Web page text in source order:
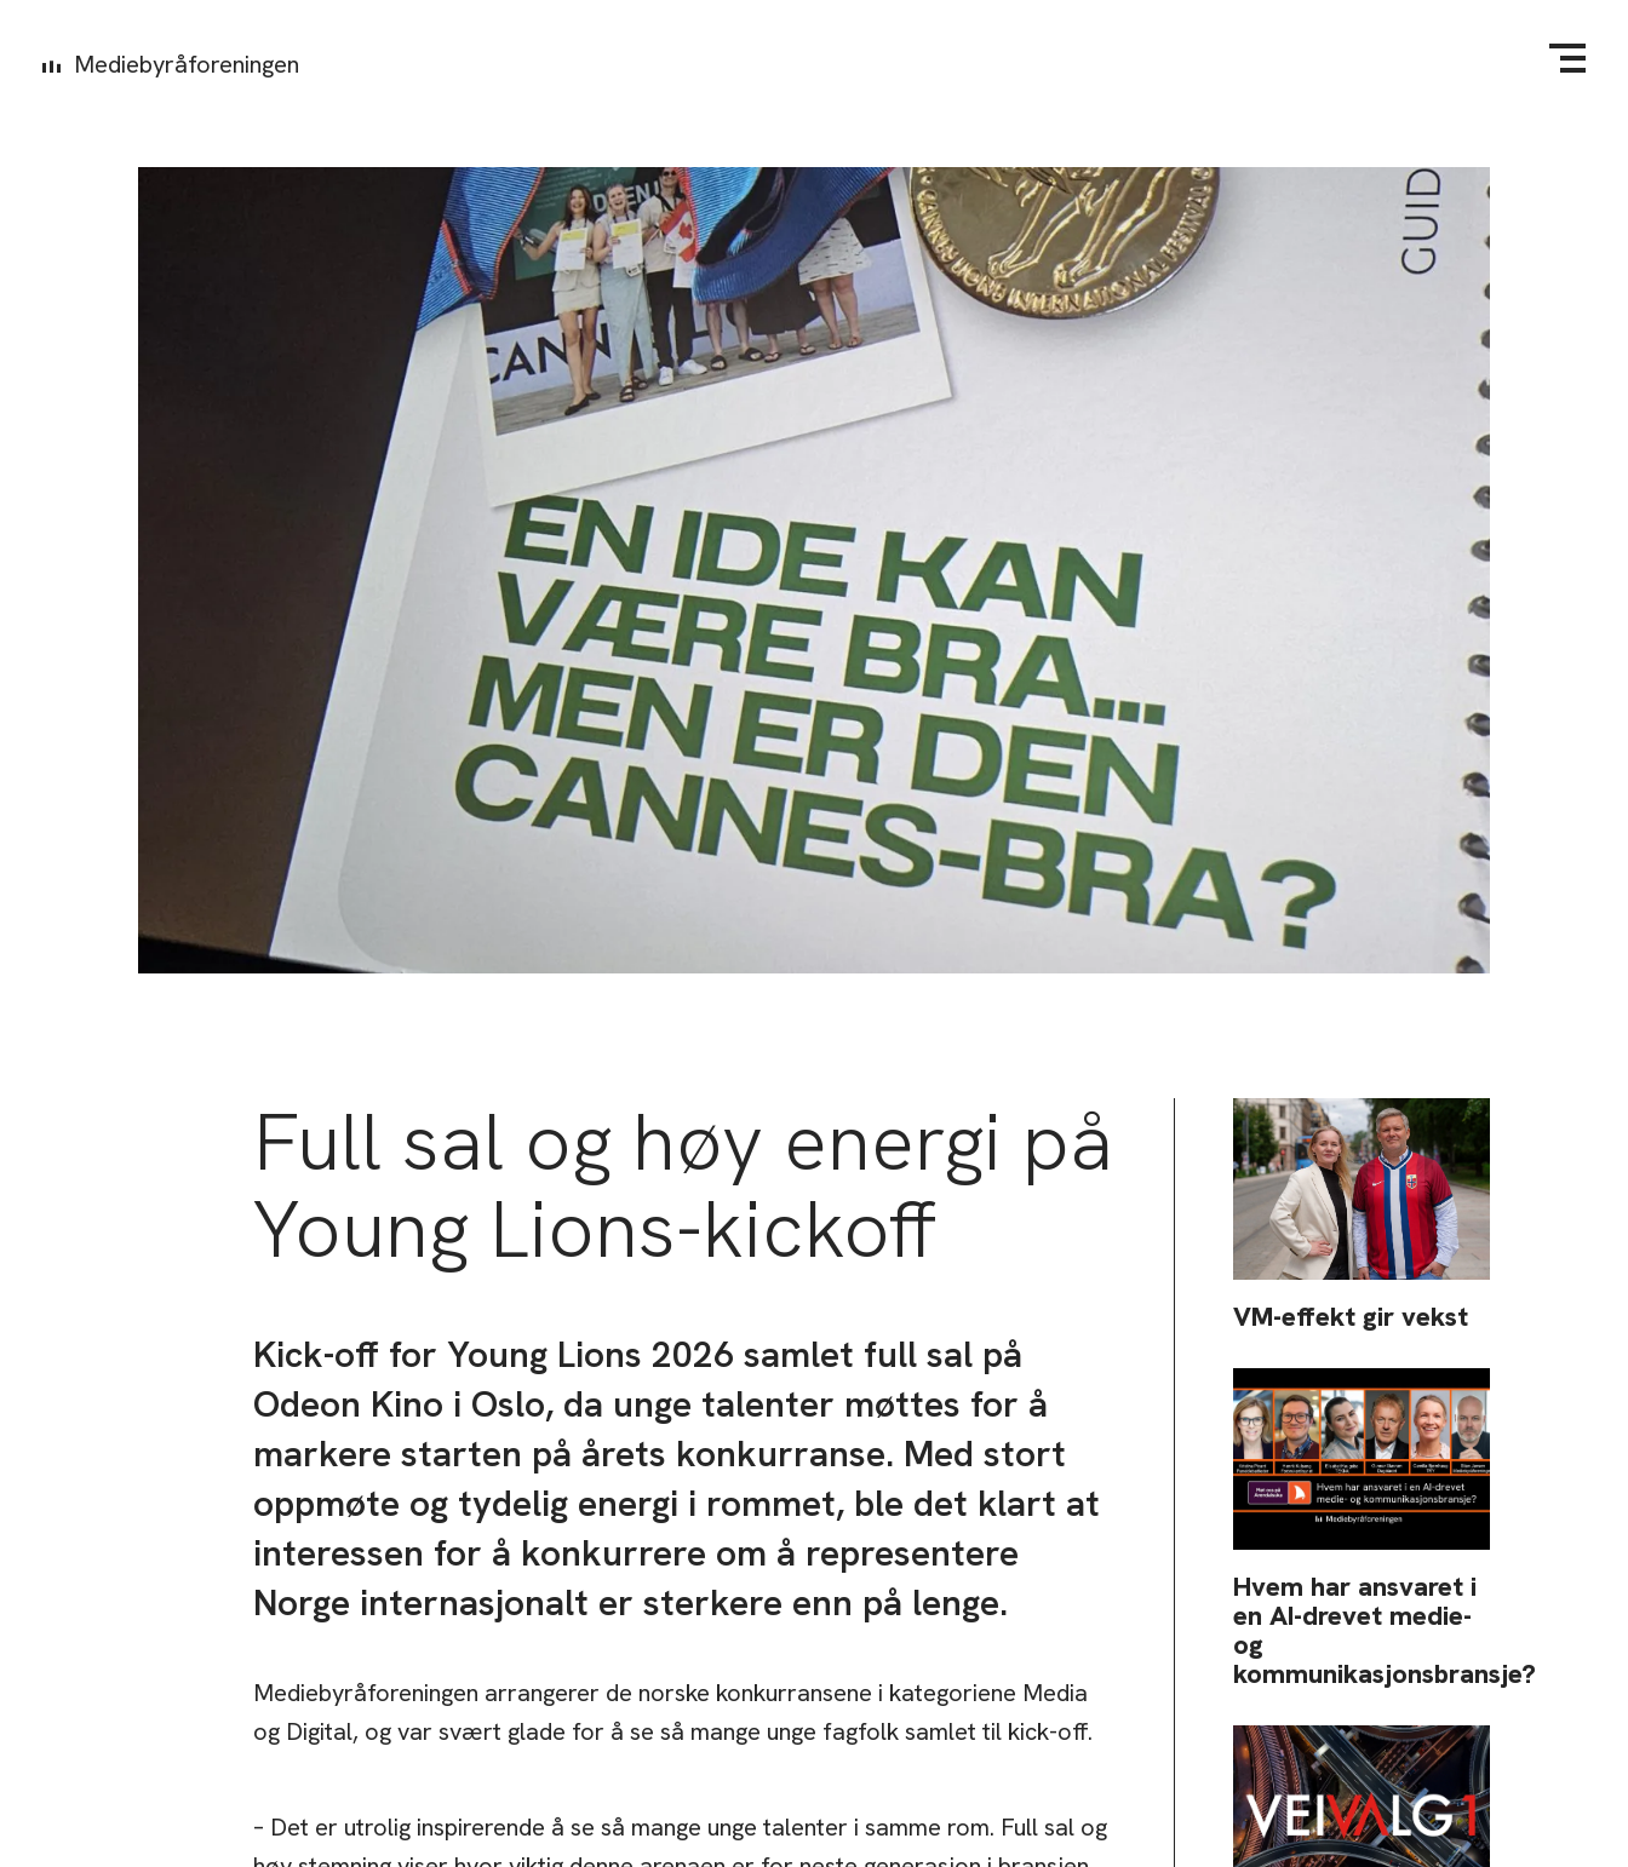
Mediebyråforeningen
Full sal og høy energi på
Young Lions-kickoff
Kick-off for Young Lions 2026 samlet full sal på
Odeon Kino i Oslo, da unge talenter møttes for å
markere starten på årets konkurranse. Med stort
oppmøte og tydelig energi i rommet, ble det klart at
interessen for å konkurrere om å representere
Norge internasjonalt er sterkere enn på lenge.
Mediebyråforeningen arrangerer de norske konkurransene i kategoriene Media
og Digital, og var svært glade for å se så mange unge fagfolk samlet til kick-off.
– Det er utrolig inspirerende å se så mange unge talenter i samme rom. Full sal og
VM-effekt gir vekst
Hvem har ansvaret i
en AI-drevet medie-
og
kommunikasjonsbransje?